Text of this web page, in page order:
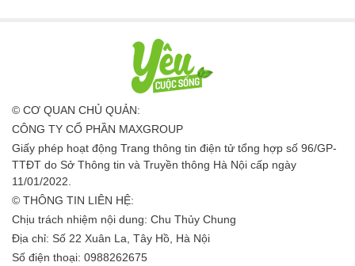
© CƠ QUAN CHỦ QUẢN:
CÔNG TY CỔ PHẦN MAXGROUP
Giấy phép hoạt động Trang thông tin điện tử tổng hợp số 96/GP-
TTĐT do Sở Thông tin và Truyền thông Hà Nội cấp ngày
11/01/2022.
© THÔNG TIN LIÊN HỆ:
Chịu trách nhiệm nội dung: Chu Thủy Chung
Địa chỉ: Số 22 Xuân La, Tây Hồ, Hà Nội
Số điện thoại: 0988262675